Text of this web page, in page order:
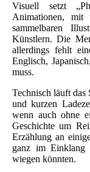
Visuell setzt
Animationen,
sammelbaren
Künstlern. Die
allerdings fehlt
Englisch,
muss.
Technisch läuft das
und kurzen
wenn auch ohne
Geschichte um
Erzählung an
ganz im Einklang
wiegen könnten.